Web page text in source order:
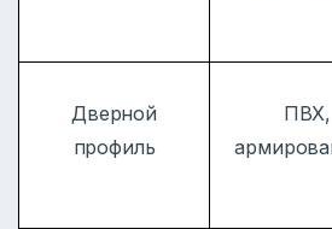
Дверной
профиль
ПВХ,